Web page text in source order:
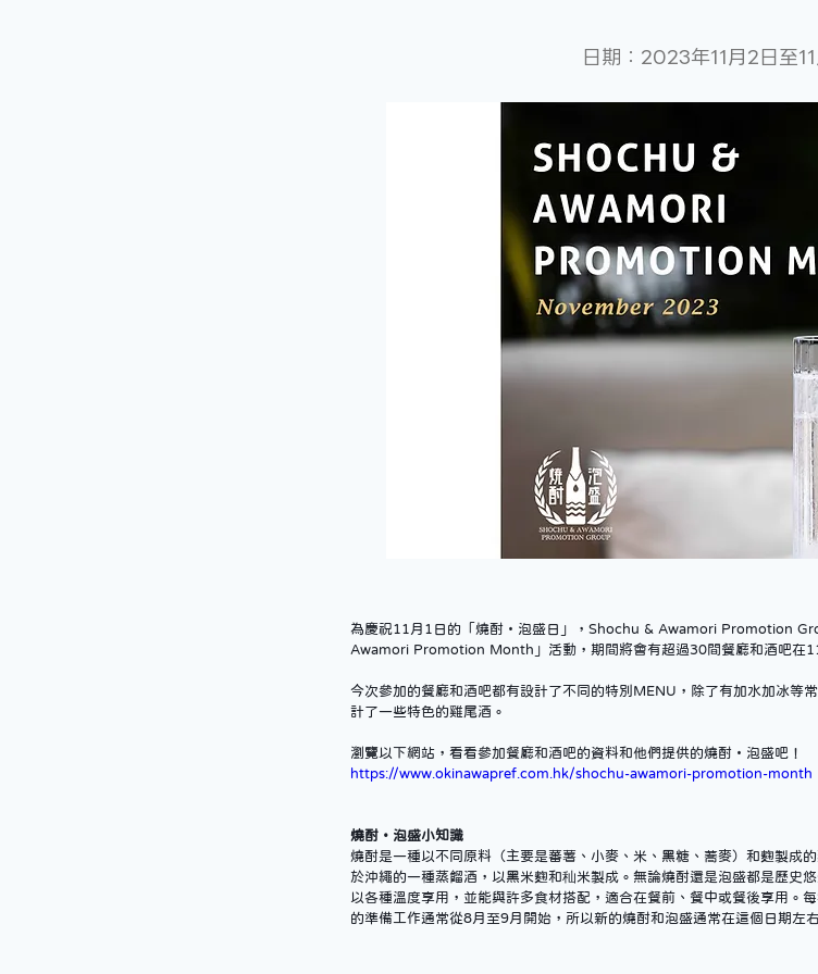
日期：2023年11月2日至
為慶祝11月1日的「燒酎・泡盛日」，Shochu & Awamori Promotion
Awamori Promotion Month」活動，期間將會有超過30間餐廳和酒吧在
今次參加的餐廳和酒吧都有設計了不同的特別MENU，除了有加水加冰等
計了一些特色的雞尾酒。
瀏覽以下網站，看看參加餐廳和酒吧的資料和他們提供的燒酎・泡盛吧！
https://www.okinawapref.com.hk/shochu-awamori-promotion-month
燒酎・泡盛小知識
燒酎是一種以不同原料（主要是蕃薯、小麥、米、黑糖、蕎麥）和麴製成
於沖繩的一種蒸餾酒，以黑米麴和秈米製成。無論燒酎還是泡盛都是歷史
以各種溫度享用，並能與許多食材搭配，適合在餐前、餐中或餐後享用。
的準備工作通常從8月至9月開始，所以新的燒酎和泡盛通常在這個日期左